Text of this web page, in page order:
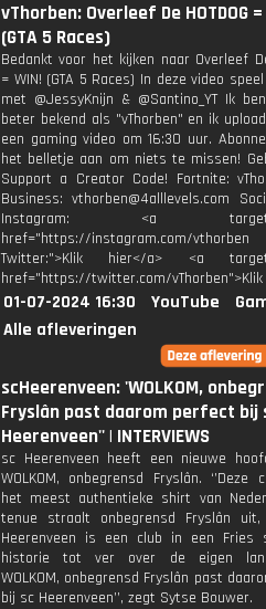
vThorben: Overleef De HOTDOG =
(GTA 5 Races)
Bedankt voor het kijken naar Overleef De
= WIN! (GTA 5 Races) In deze video
met @JessyKnijn & @Santino_YT Ik
beter bekend als "vThorben" en ik
een gaming video om 16:30 uur.
het belletje aan om niets te missen!
Support a Creator Code! Fortnite:
Business: vthorben@4alllevels.com
Instagram: <a
href="https://instagram.com/vthorben
Twitter:">Klik hier</a> <a
href="https://twitter.com/
01-07-2024 16:30 YouTube
Alle afleveringen
scHeerenveen: 'WOLKOM,
Fryslân past daarom perfect bij
Heerenveen'' | INTERVIEWS
sc Heerenveen heeft een nieuwe
WOLKOM, onbegrensd Fryslân. ‘’Deze
het meest authentieke shirt van
tenue straalt onbegrensd Fryslân
Heerenveen is een club in een Fries
historie tot ver over de eigen
WOLKOM, onbegrensd Fryslân past
bij sc Heerenveen’’, zegt Sytse Bouwer.